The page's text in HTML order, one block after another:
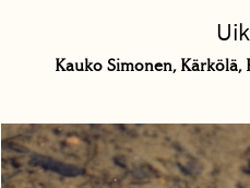
Kauko Simonen,